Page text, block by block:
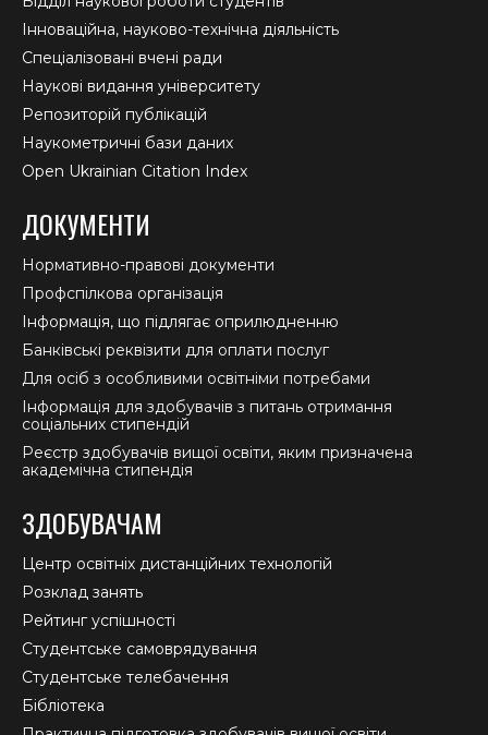
Інноваційна, науково-технічна діяльність
Спеціалізовані вчені ради
Наукові видання університету
Репозиторій публікацій
Наукометричні бази даних
Open Ukrainian Citation Index
ДОКУМЕНТИ
Нормативно-правові документи
Профспілкова організація
Інформація, що підлягає оприлюдненню
Банківські реквізити для оплати послуг
Для осіб з особливими освітніми потребами
Інформація для здобувачів з питань отримання
соціальних стипендій
Реєстр здобувачів вищої освіти, яким призначена
академічна стипендія
ЗДОБУВАЧАМ
Центр освітніх дистанційних технологій
Розклад занять
Рейтинг успішності
Студентське самоврядування
Студентське телебачення
Бібліотека